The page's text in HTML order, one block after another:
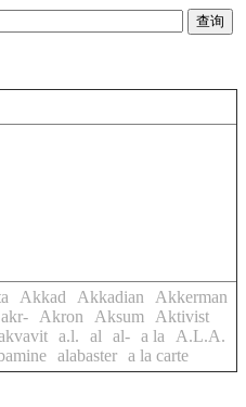
Akkad Akkadian
Akkerman
akr- Akron Aksum
Aktivist
a.l. al al- a la
A.L.A.
alabaster a la carte